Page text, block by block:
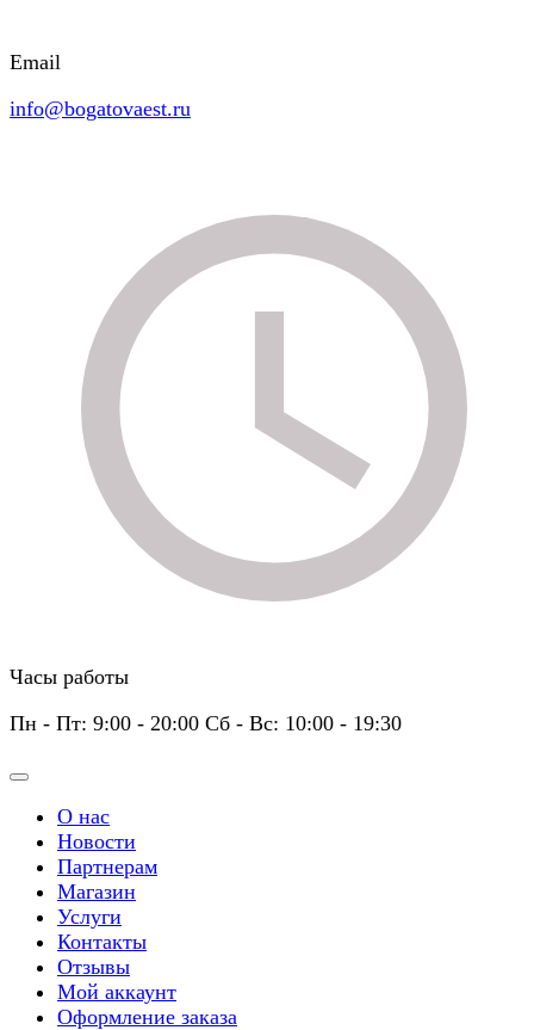
Email
info@bogatovaest.ru
Часы работы
Пн - Пт: 9:00 - 20:00 Сб - Вс: 10:00 - 19:30
О нас
Новости
Партнерам
Магазин
Услуги
Контакты
Отзывы
Мой аккаунт
Оформление заказа